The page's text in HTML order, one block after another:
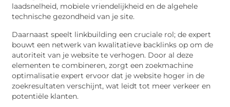
laadsnelheid, mobiele vriendelijkheid en de algehele
technische gezondheid van je site.
Daarnaast speelt linkbuilding een cruciale rol; de expert
bouwt een netwerk van kwalitatieve backlinks op om de
autoriteit van je website te verhogen. Door al deze
elementen te combineren, zorgt een zoekmachine
optimalisatie expert ervoor dat je website hoger in de
zoekresultaten verschijnt, wat leidt tot meer verkeer en
potentiële klanten.